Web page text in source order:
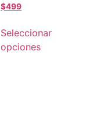
$499
Seleccionar
opciones